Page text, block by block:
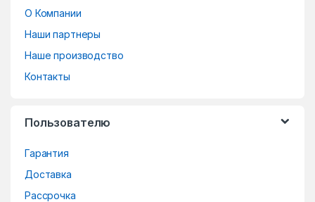
О Компании
Наши партнеры
Наше производство
Контакты
Пользователю
Гарантия
Доставка
Рассрочка